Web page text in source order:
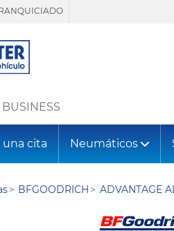
BUSINESS
una cita Neumáticos
BFGOODRICH ADVANTAGE